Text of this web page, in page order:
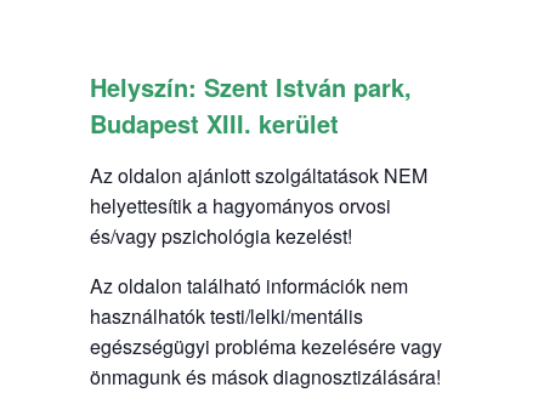
Helyszín: Szent István park,
Budapest XIII. kerület
Az oldalon ajánlott szolgáltatások NEM
helyettesítik a hagyományos orvosi
és/vagy pszichológia kezelést!
Az oldalon található információk nem
használhatók testi/lelki/mentális
egészségügyi probléma kezelésére vagy
önmagunk és mások diagnosztizálására!